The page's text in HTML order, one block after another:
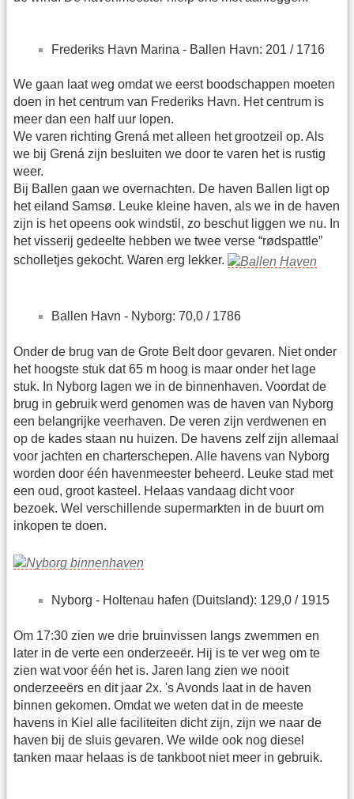
Frederiks Havn Marina - Ballen Havn: 201 / 1716
We gaan laat weg omdat we eerst boodschappen moeten
doen in het centrum van Frederiks Havn. Het centrum is
meer dan een half uur lopen.
We varen richting Grená met alleen het grootzeil op. Als
we bij Grená zijn besluiten we door te varen het is rustig
weer.
Bij Ballen gaan we overnachten. De haven Ballen ligt op
het eiland Samsø. Leuke kleine haven, als we in de haven
zijn is het opeens ook windstil, zo beschut liggen we nu. In
het visserij gedeelte hebben we twee verse “rødspattle”
scholletjes gekocht. Waren erg lekker.
Ballen Havn - Nyborg: 70,0 / 1786
Onder de brug van de Grote Belt door gevaren. Niet onder
het hoogste stuk dat 65 m hoog is maar onder het lage
stuk. In Nyborg lagen we in de binnenhaven. Voordat de
brug in gebruik werd genomen was de haven van Nyborg
een belangrijke veerhaven. De veren zijn verdwenen en
op de kades staan nu huizen. De havens zelf zijn allemaal
voor jachten en charterschepen. Alle havens van Nyborg
worden door één havenmeester beheerd. Leuke stad met
een oud, groot kasteel. Helaas vandaag dicht voor
bezoek. Wel verschillende supermarkten in de buurt om
inkopen te doen.
Nyborg - Holtenau hafen (Duitsland): 129,0 / 1915
Om 17:30 zien we drie bruinvissen langs zwemmen en
later in de verte een onderzeeër. Hij is te ver weg om te
zien wat voor één het is. Jaren lang zien we nooit
onderzeeërs en dit jaar 2x. 's Avonds laat in de haven
binnen gekomen. Omdat we weten dat in de meeste
havens in Kiel alle faciliteiten dicht zijn, zijn we naar de
haven bij de sluis gevaren. We wilde ook nog diesel
tanken maar helaas is de tankboot niet meer in gebruik.